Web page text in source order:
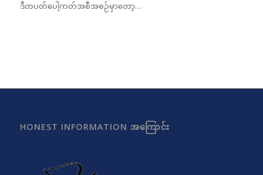
ဒီတပတ်ပေါ့ကတ်အစီအစဉ်မှာတော့…
HONEST INFORMATION အကြောင်း